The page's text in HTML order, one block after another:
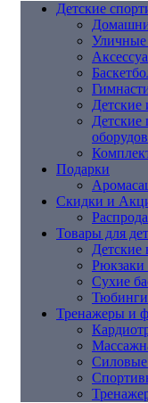
Детские
Уличные
Детские
Детские
Подарки
Скидки и
Товары для
Детские
Рюкзаки
Сухие
Тренажеры и